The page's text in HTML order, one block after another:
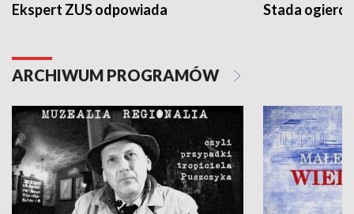
Ekspert ZUS odpowiada Stada
ARCHIWUM PROGRAMÓW